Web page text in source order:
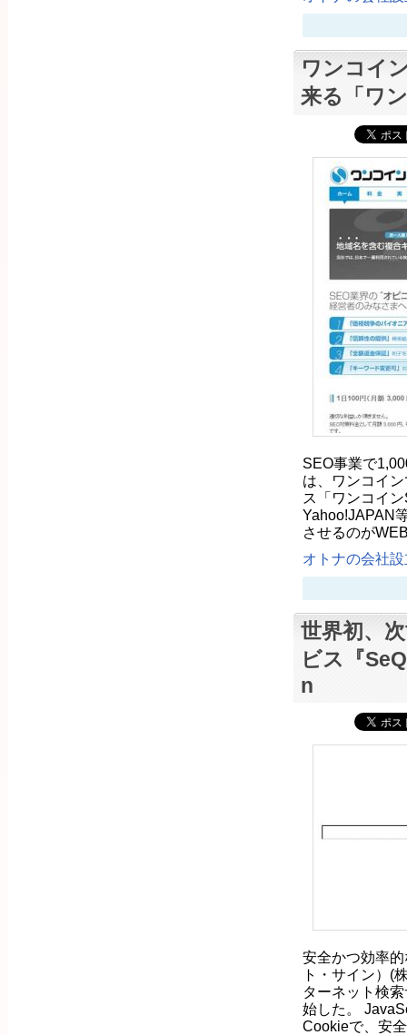
ワンコイ
来る「ワ
SEO事業で
は、ワンコイ
ス「ワンコイ
Yahoo!JAPAN
させるのが
オトナの会社
世界初、
ビス『
n
安全かつ効率
ト・サイン）(
ターネット検
始した。
Cookieで、安